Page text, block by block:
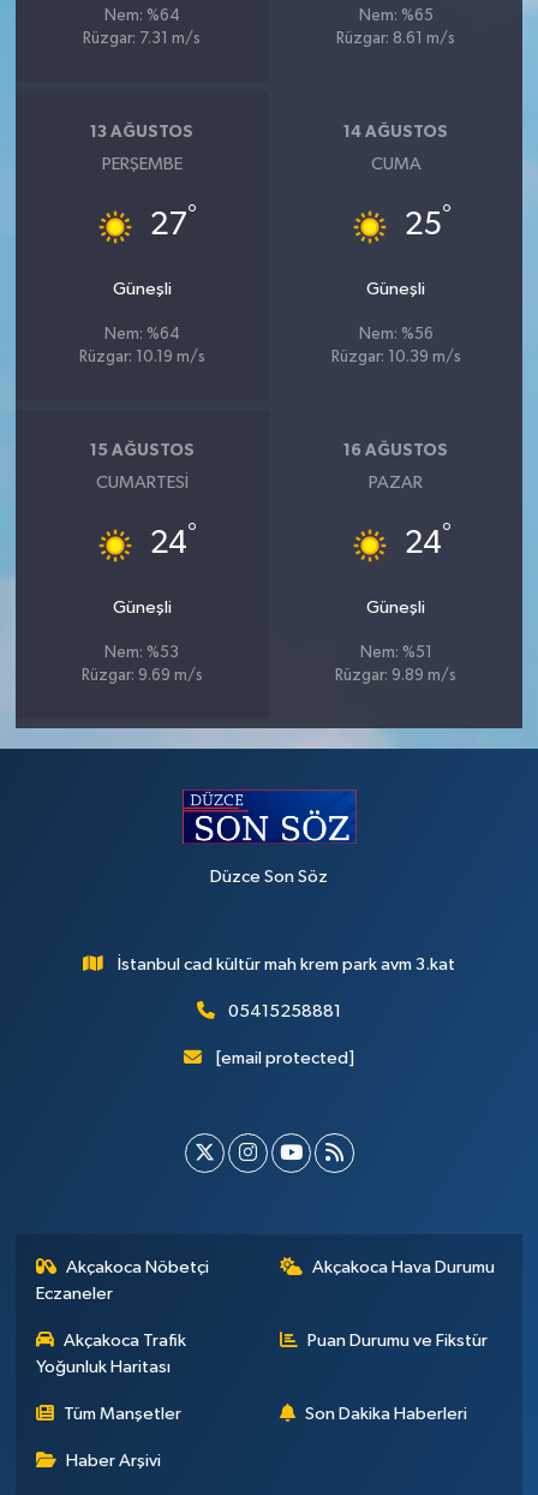
Nem: %64
Rüzgar: 7.31 m/s
Nem: %65
Rüzgar: 8.61 m/s
13 AĞUSTOS
PERŞEMBE
27°
Güneşli
Nem: %64
Rüzgar: 10.19 m/s
14 AĞUSTOS
CUMA
25°
Güneşli
Nem: %56
Rüzgar: 10.39 m/s
15 AĞUSTOS
CUMARTESI
24°
Güneşli
Nem: %53
Rüzgar: 9.69 m/s
16 AĞUSTOS
PAZAR
24°
Güneşli
Nem: %51
Rüzgar: 9.89 m/s
Düzce Son Söz
İstanbul cad kültür mah krem park avm 3.kat
05415258881
[email protected]
Akçakoca Nöbetçi
Eczaneler
Akçakoca Hava Durumu
Akçakoca Trafik
Yoğunluk Haritası
Puan Durumu ve Fikstür
Tüm Manşetler Son Dakika Haberleri
Haber Arşivi